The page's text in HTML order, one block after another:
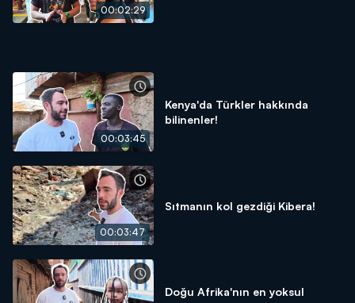
00:02:29
00:03:45
Kenya'da Türkler hakkında
bilinenler!
00:03:47
Sıtmanın kol gezdiği Kibera!
Doğu Afrika'nın en yoksul